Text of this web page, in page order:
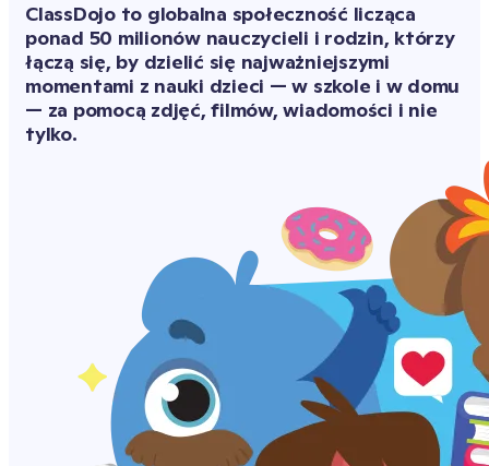
ClassDojo to globalna społeczność licząca
ponad 50 milionów nauczycieli i rodzin, którzy
łączą się, by dzielić się najważniejszymi
momentami z nauki dzieci — w szkole i w domu
— za pomocą zdjęć, filmów, wiadomości i nie
tylko.